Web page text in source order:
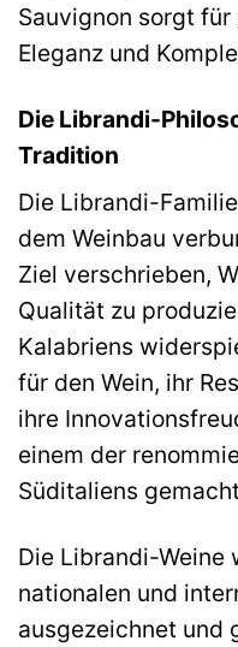
Sauvignon sorgt
Eleganz und
Die Librandi-
Tradition
Die Librandi-
dem Weinbau
Ziel verschrieben,
Qualität zu
Kalabriens
für den Wein, ihr
ihre
einem der
Süditaliens
Die Librandi-Weine
nationalen und
ausgezeichnet und